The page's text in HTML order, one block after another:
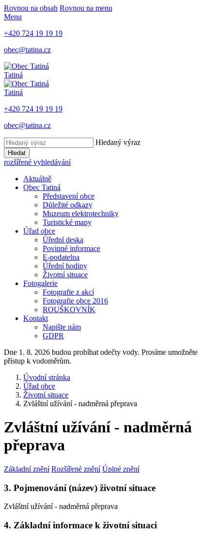
Rovnou na obsah Rovnou na menu
Menu
+420 724 19 19 19
obec@tatina.cz
Tatiná
Tatiná
+420 724 19 19 19
obec@tatina.cz
Hledaný výraz
Hledat
rozšířené vyhledávání
Aktuálně
Obec Tatiná
Představení obce
Důležité odkazy
Muzeum elektrotechniky
Turistické mapy
Úřad obce
Úřední deska
Povinné informace
E-podatelna
Úřední hodiny
Životní situace
Fotogalerie
Fotografie z akcí
Fotografie obce 2016
ROUŠKOVNÍK
Kontakt
Napište nám
GDPR
Dne 1. 8. 2026 budou probíhat odečty vody. Prosíme umožněte
přístup k vodoměrům.
Úvodní stránka
Úřad obce
Životní situace
Zvláštní užívání - nadměrná přeprava
Zvláštní užívání - nadměrná
přeprava
Základní znění Rozšířené znění Úplné znění
3. Pojmenování (název) životní situace
Zvláštní užívání - nadměrná přeprava
4. Základní informace k životní situaci